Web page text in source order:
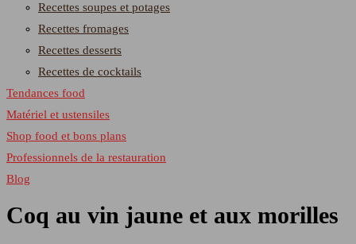
Recettes soupes et potages
Recettes fromages
Recettes desserts
Recettes de cocktails
Tendances food
Matériel et ustensiles
Shop food et bons plans
Professionnels de la restauration
Blog
Coq au vin jaune et aux morilles